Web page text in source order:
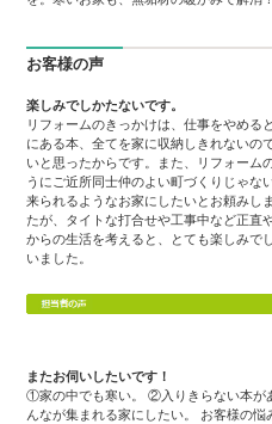
お客様の声
楽しみでしかたないです。
リフォームのきっかけは、仕事をやめる
にある本、全てを家に収納しきれないの
いと思ったからです。また、リフォーム
うにご近所同士仲のよい町づくりじゃな
来られるようなお家にしたいとお頼みし
たが、タイトな打合せや工事中など正直
からの生活を考えると、とても楽しみで
いました。
またお伺いしたいです！
①家の中でも寒い。 ②入りきらない本が
んなが集まれる家にしたい。 お客様の